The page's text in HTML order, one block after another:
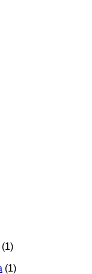
(1)
(1)